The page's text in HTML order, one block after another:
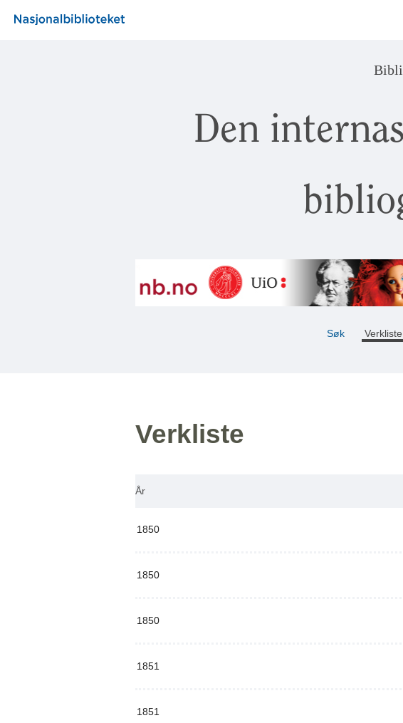
Den
Søk Verkliste
Verkliste
År
1850
1850
1850
1851
1851